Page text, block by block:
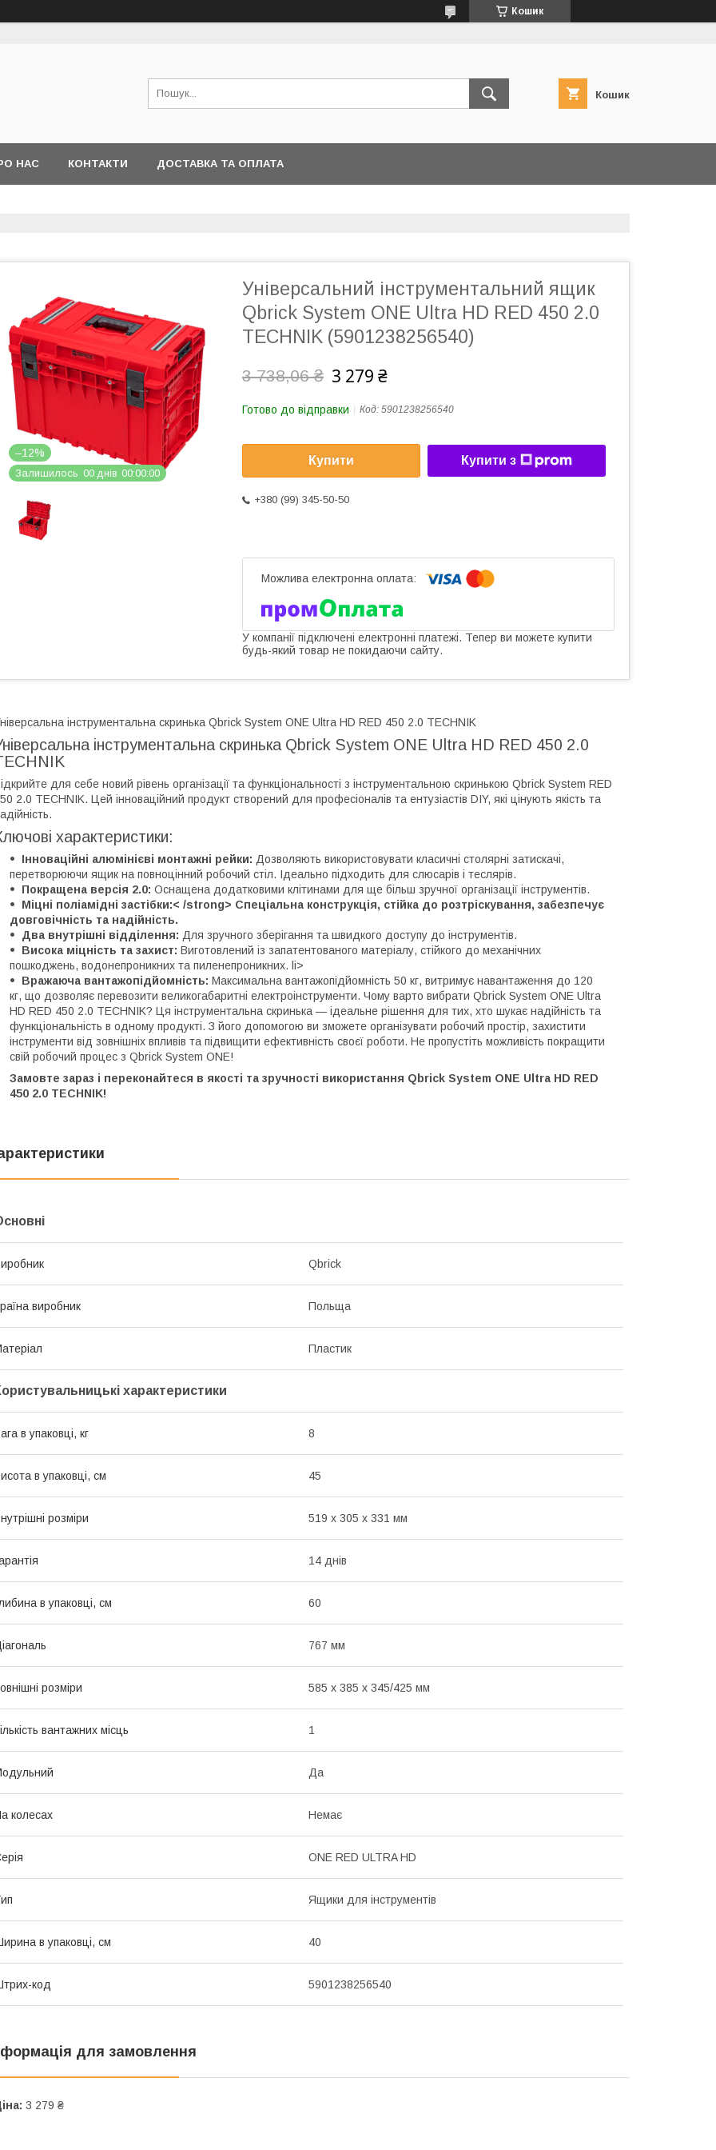
Кошик
Кошик
НАС КОНТАКТИ ДОСТАВКА ТА ОПЛАТА
–12%
Залишилось 00 днів 00 00 00
Універсальний інструментальний ящик
Qbrick System ONE Ultra HD RED 450 2.0
TECHNIK (5901238256540)
3 738,06 ₴ 3 279 ₴
Готово до відправки Код: 5901238256540
Купити Купити з
+380 (99) 345-50-50
У компанії підключені електронні платежі. Тепер ви можете купити
будь-який товар не покидаючи сайту.
інструментальна скринька Qbrick System ONE Ultra HD RED 450 2.0 TECHNIK
інструментальна скринька Qbrick System ONE Ultra HD RED 450 2.0
для себе новий рівень організації та функціональності з інструментальною скринькою Qbrick System RED
2.0 TECHNIK. Цей інноваційний продукт створений для професіоналів та ентузіастів DIY, які цінують якість та
характеристики:
Інноваційні алюмінієві монтажні рейки: Дозволяють використовувати класичні столярні затискачі,
перетворюючи ящик на повноцінний робочий стіл. Ідеально підходить для слюсарів і теслярів.
Покращена версія 2.0: Оснащена додатковими клітинами для ще більш зручної організації інструментів.
Міцні поліамідні застібки:< /strong> Спеціальна конструкція, стійка до розтріскування, забезпечує
довговічність та надійність.
Два внутрішні відділення: Для зручного зберігання та швидкого доступу до інструментів.
Висока міцність та захист: Виготовлений із запатентованого матеріалу, стійкого до механічних
пошкоджень, водонепроникних та пиленепроникних. li>
Вражаюча вантажопідйомність: Максимальна вантажопідйомність 50 кг, витримує навантаження до 120
кг, що дозволяє перевозити великогабаритні електроінструменти. Чому варто вибрати Qbrick System ONE Ultra
HD RED 450 2.0 TECHNIK? Ця інструментальна скринька — ідеальне рішення для тих, хто шукає надійність та
функціональність в одному продукті. З його допомогою ви зможете організувати робочий простір, захистити
інструменти від зовнішніх впливів та підвищити ефективність своєї роботи. Не пропустіть можливість покращити
свій робочий процес з Qbrick System ONE!
Замовте зараз і переконайтеся в якості та зручності використання Qbrick System ONE Ultra HD RED
450 2.0 TECHNIK!
Qbrick
виробник Польща
Пластик
характеристики
в упаковці, кг 8
в упаковці, см 45
розміри 519 x 305 x 331 мм
14 днів
в упаковці, см 60
767 мм
розміри 585 х 385 х 345/425 мм
вантажних місць 1
Да
колесах Немає
ONE RED ULTRA HD
Ящики для інструментів
в упаковці, см 40
код 5901238256540
для замовлення
3 279 ₴